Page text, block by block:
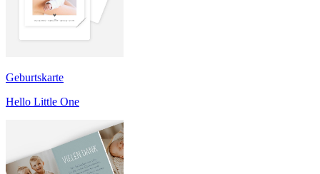
Geburtskarte
Hello Little One